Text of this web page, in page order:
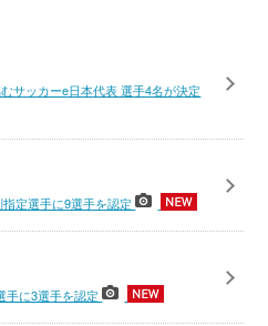
サッカーe日本代表 選手4名が決定
指定選手に9選手を認定
手に3選手を認定